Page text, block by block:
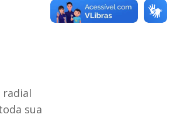
sua